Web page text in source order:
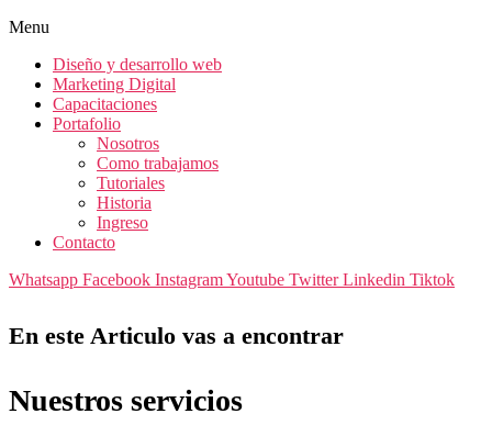
Menu
Diseño y desarrollo web
Marketing Digital
Capacitaciones
Portafolio
Nosotros
Como trabajamos
Tutoriales
Historia
Ingreso
Contacto
Whatsapp Facebook InstagramYoutube Twitter Linkedin Tiktok
En este Articulo vas a encontrar
Nuestros servicios